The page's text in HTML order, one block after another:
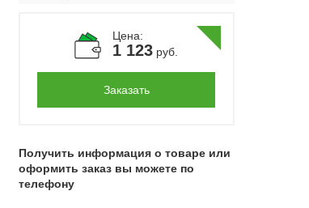
Цена:
1 123 руб.
Заказать
Получить информация о товаре или
оформить заказ вы можете по
телефону